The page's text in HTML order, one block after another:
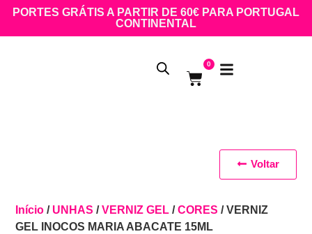
PORTES GRÁTIS A PARTIR DE 60€ PARA PORTUGAL
CONTINENTAL
0
Início / UNHAS /VERNIZ GEL /CORES / VERNIZ
GEL INOCOS MARIA ABACATE 15ML
Voltar